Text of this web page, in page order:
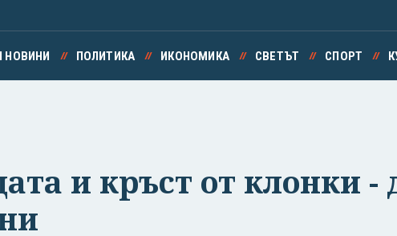
НОВИНИ ПОЛИТИКА ИКОНОМИКА СВЕТЪТ СПОРТ
и кръст от клонки -